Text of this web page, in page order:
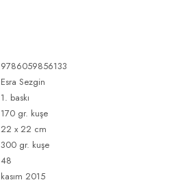
9786059856133
Esra Sezgin
1. baskı
170 gr. kuşe
22 x 22 cm
300 gr. kuşe
48
kasım 2015